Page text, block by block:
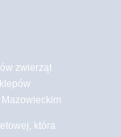
zwierząt
która